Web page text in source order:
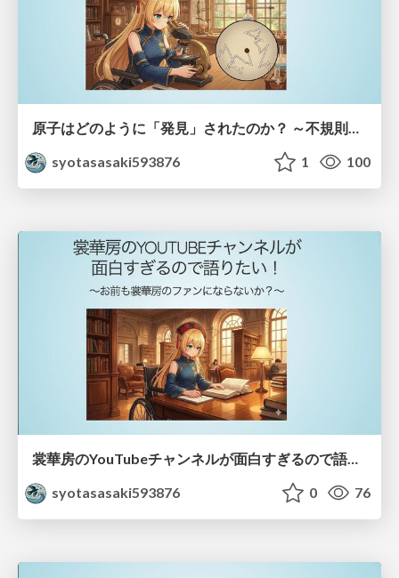
syotasasaki593876
1 100
裳華房のYouTubeチャンネルが面白すぎるので語りたい！ 〜お前も裳華房のファンにならないか？〜
syotasasaki593876
0 76